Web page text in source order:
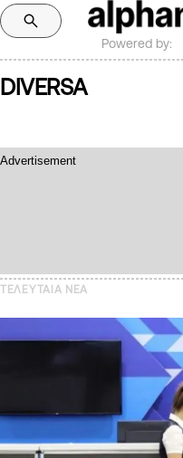
Powered by:
DIVERSA
ΤΕΛΕΥΤΑΙΑ NEA